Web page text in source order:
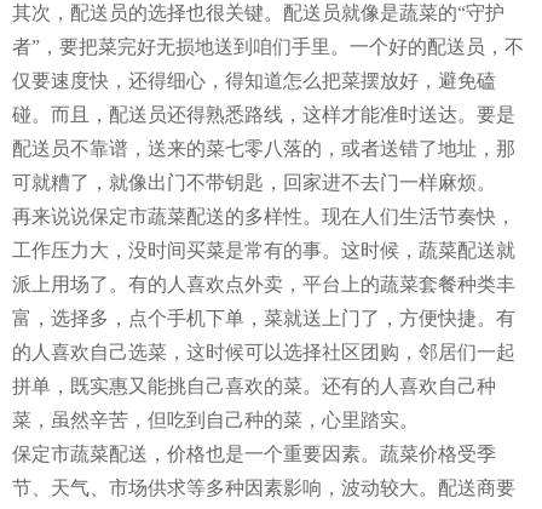
其次，配送员的选择也很关键。配送员就像是蔬菜的“守护
者”，要把菜完好无损地送到咱们手里。一个好的配送员，不
仅要速度快，还得细心，得知道怎么把菜摆放好，避免磕
碰。而且，配送员还得熟悉路线，这样才能准时送达。要是
配送员不靠谱，送来的菜七零八落的，或者送错了地址，那
可就糟了，就像出门不带钥匙，回家进不去门一样麻烦。
再来说说保定市蔬菜配送的多样性。现在人们生活节奏快，
工作压力大，没时间买菜是常有的事。这时候，蔬菜配送就
派上用场了。有的人喜欢点外卖，平台上的蔬菜套餐种类丰
富，选择多，点个手机下单，菜就送上门了，方便快捷。有
的人喜欢自己选菜，这时候可以选择社区团购，邻居们一起
拼单，既实惠又能挑自己喜欢的菜。还有的人喜欢自己种
菜，虽然辛苦，但吃到自己种的菜，心里踏实。
保定市蔬菜配送，价格也是一个重要因素。蔬菜价格受季
节、天气、市场供求等多种因素影响，波动较大。配送商要